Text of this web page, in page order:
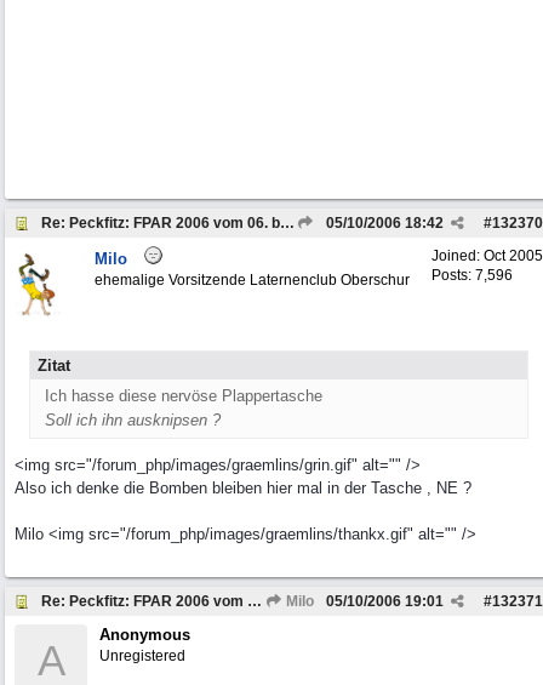
Re: Peckfitz: FPAR 2006 vom 06. bis 08.10.2006 #132370
05/10/2006 18:42
Joined: Oct 2005
Posts: 7,596
Milo
ehemalige Vorsitzende Laternenclub Oberschur
Zitat
Ich hasse diese nervöse Plappertasche
Soll ich ihn ausknipsen ?
<img src="/forum_php/images/graemlins/grin.gif" alt="" />
Also ich denke die Bomben bleiben hier mal in der Tasche , NE ?
Milo <img src="/forum_php/images/graemlins/thankx.gif" alt="" />
Re: Peckfitz: FPAR 2006 vom 06. bis 08.10.2006 Milo #132371
05/10/2006 19:01
A
Anonymous
Unregistered